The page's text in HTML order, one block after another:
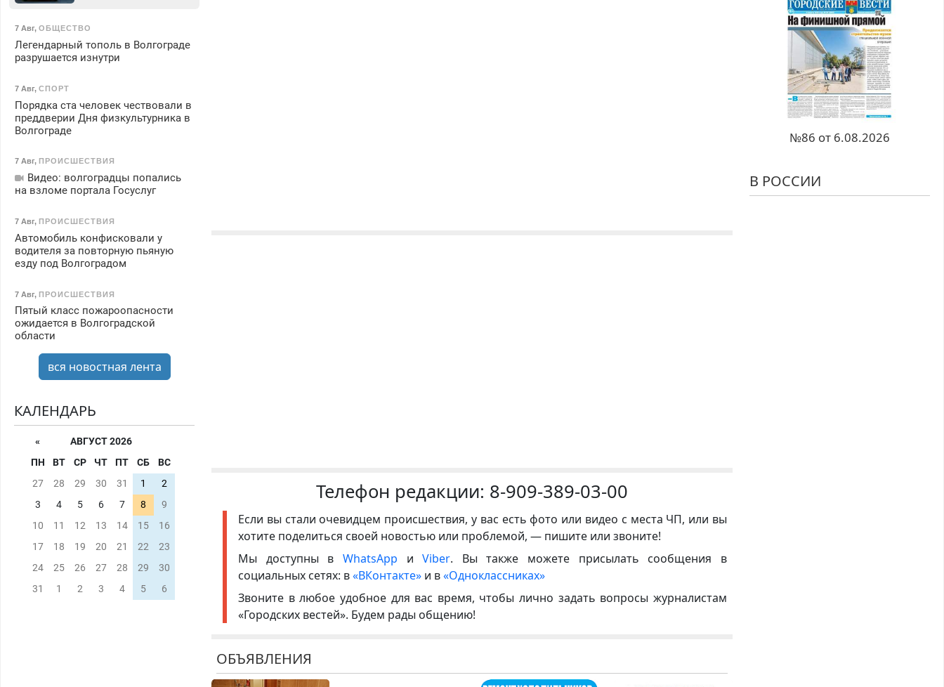
Телефон редакции: 8-909-389-03-00
Если вы стали очевидцем происшествия, у вас есть фото или видео с места ЧП, или вы
хотите поделиться своей новостью или проблемой, — пишите или звоните!
Мы доступны в WhatsApp иViber. Вы также можете присылать сообщения в
социальных сетях: в«ВКонтакте» и в«Одноклассниках»
Звоните в любое удобное для вас время, чтобы лично задать вопросы журналистам
«Городских вестей». Будем рады общению!
ОБЪЯВЛЕНИЯ
7 Авг, ОБЩЕСТВО
Легендарный тополь в Волгограде
разрушается изнутри
7 Авг, СПОРТ
Порядка ста человек чествовали в
преддверии Дня физкультурника в
Волгограде
7 Авг, ПРОИСШЕСТВИЯ
Видео: волгоградцы попались
на взломе портала Госуслуг
7 Авг, ПРОИСШЕСТВИЯ
Автомобиль конфисковали у
водителя за повторную пьяную
езду под Волгоградом
7 Авг, ПРОИСШЕСТВИЯ
Пятый класс пожароопасности
ожидается в Волгоградской
области
вся новостная лента
КАЛЕНДАРЬ
«
АВГУСТ 2026
ПН
ВТ СР ЧТ ПТ СБ
ВС
27
28 29 30 31 1
2
3
4 5 6 7 8
9
10
11 12 13 14 15
16
17
18 19 20 21 22
23
24
25 26 27 28 29
30
31
1 2 3 4 5 6
№86 от 6.08.2026
В РОССИИ